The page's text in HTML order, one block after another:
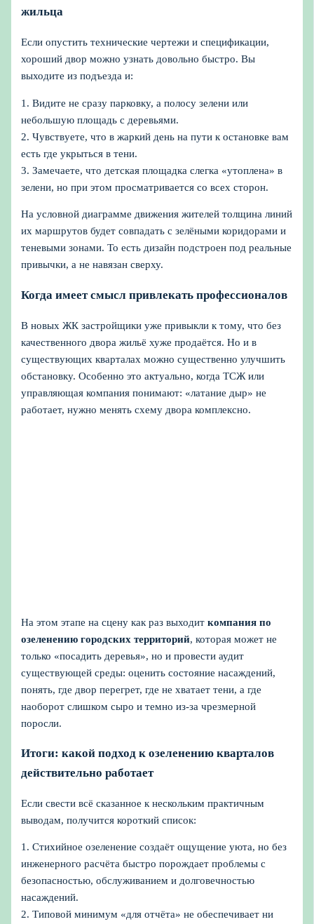
жильца
Если опустить технические чертежи и спецификации,
хороший двор можно узнать довольно быстро. Вы
выходите из подъезда и:
1. Видите не сразу парковку, а полосу зелени или
небольшую площадь с деревьями.
2. Чувствуете, что в жаркий день на пути к остановке вам
есть где укрыться в тени.
3. Замечаете, что детская площадка слегка «утоплена» в
зелени, но при этом просматривается со всех сторон.
На условной диаграмме движения жителей толщина линий
их маршрутов будет совпадать с зелёными коридорами и
теневыми зонами. То есть дизайн подстроен под реальные
привычки, а не навязан сверху.
Когда имеет смысл привлекать профессионалов
В новых ЖК застройщики уже привыкли к тому, что без
качественного двора жильё хуже продаётся. Но и в
существующих кварталах можно существенно улучшить
обстановку. Особенно это актуально, когда ТСЖ или
управляющая компания понимают: «латание дыр» не
работает, нужно менять схему двора комплексно.
На этом этапе на сцену как раз выходиткомпания по
озеленению городских территорий, которая может не
только «посадить деревья», но и провести аудит
существующей среды: оценить состояние насаждений,
понять, где двор перегрет, где не хватает тени, а где
наоборот слишком сыро и темно из-за чрезмерной
поросли.
Итоги: какой подход к озеленению кварталов
действительно работает
Если свести всё сказанное к нескольким практичным
выводам, получится короткий список:
1. Стихийное озеленение создаёт ощущение уюта, но без
инженерного расчёта быстро порождает проблемы с
безопасностью, обслуживанием и долговечностью
насаждений.
2. Типовой минимум «для отчёта» не обеспечивает ни